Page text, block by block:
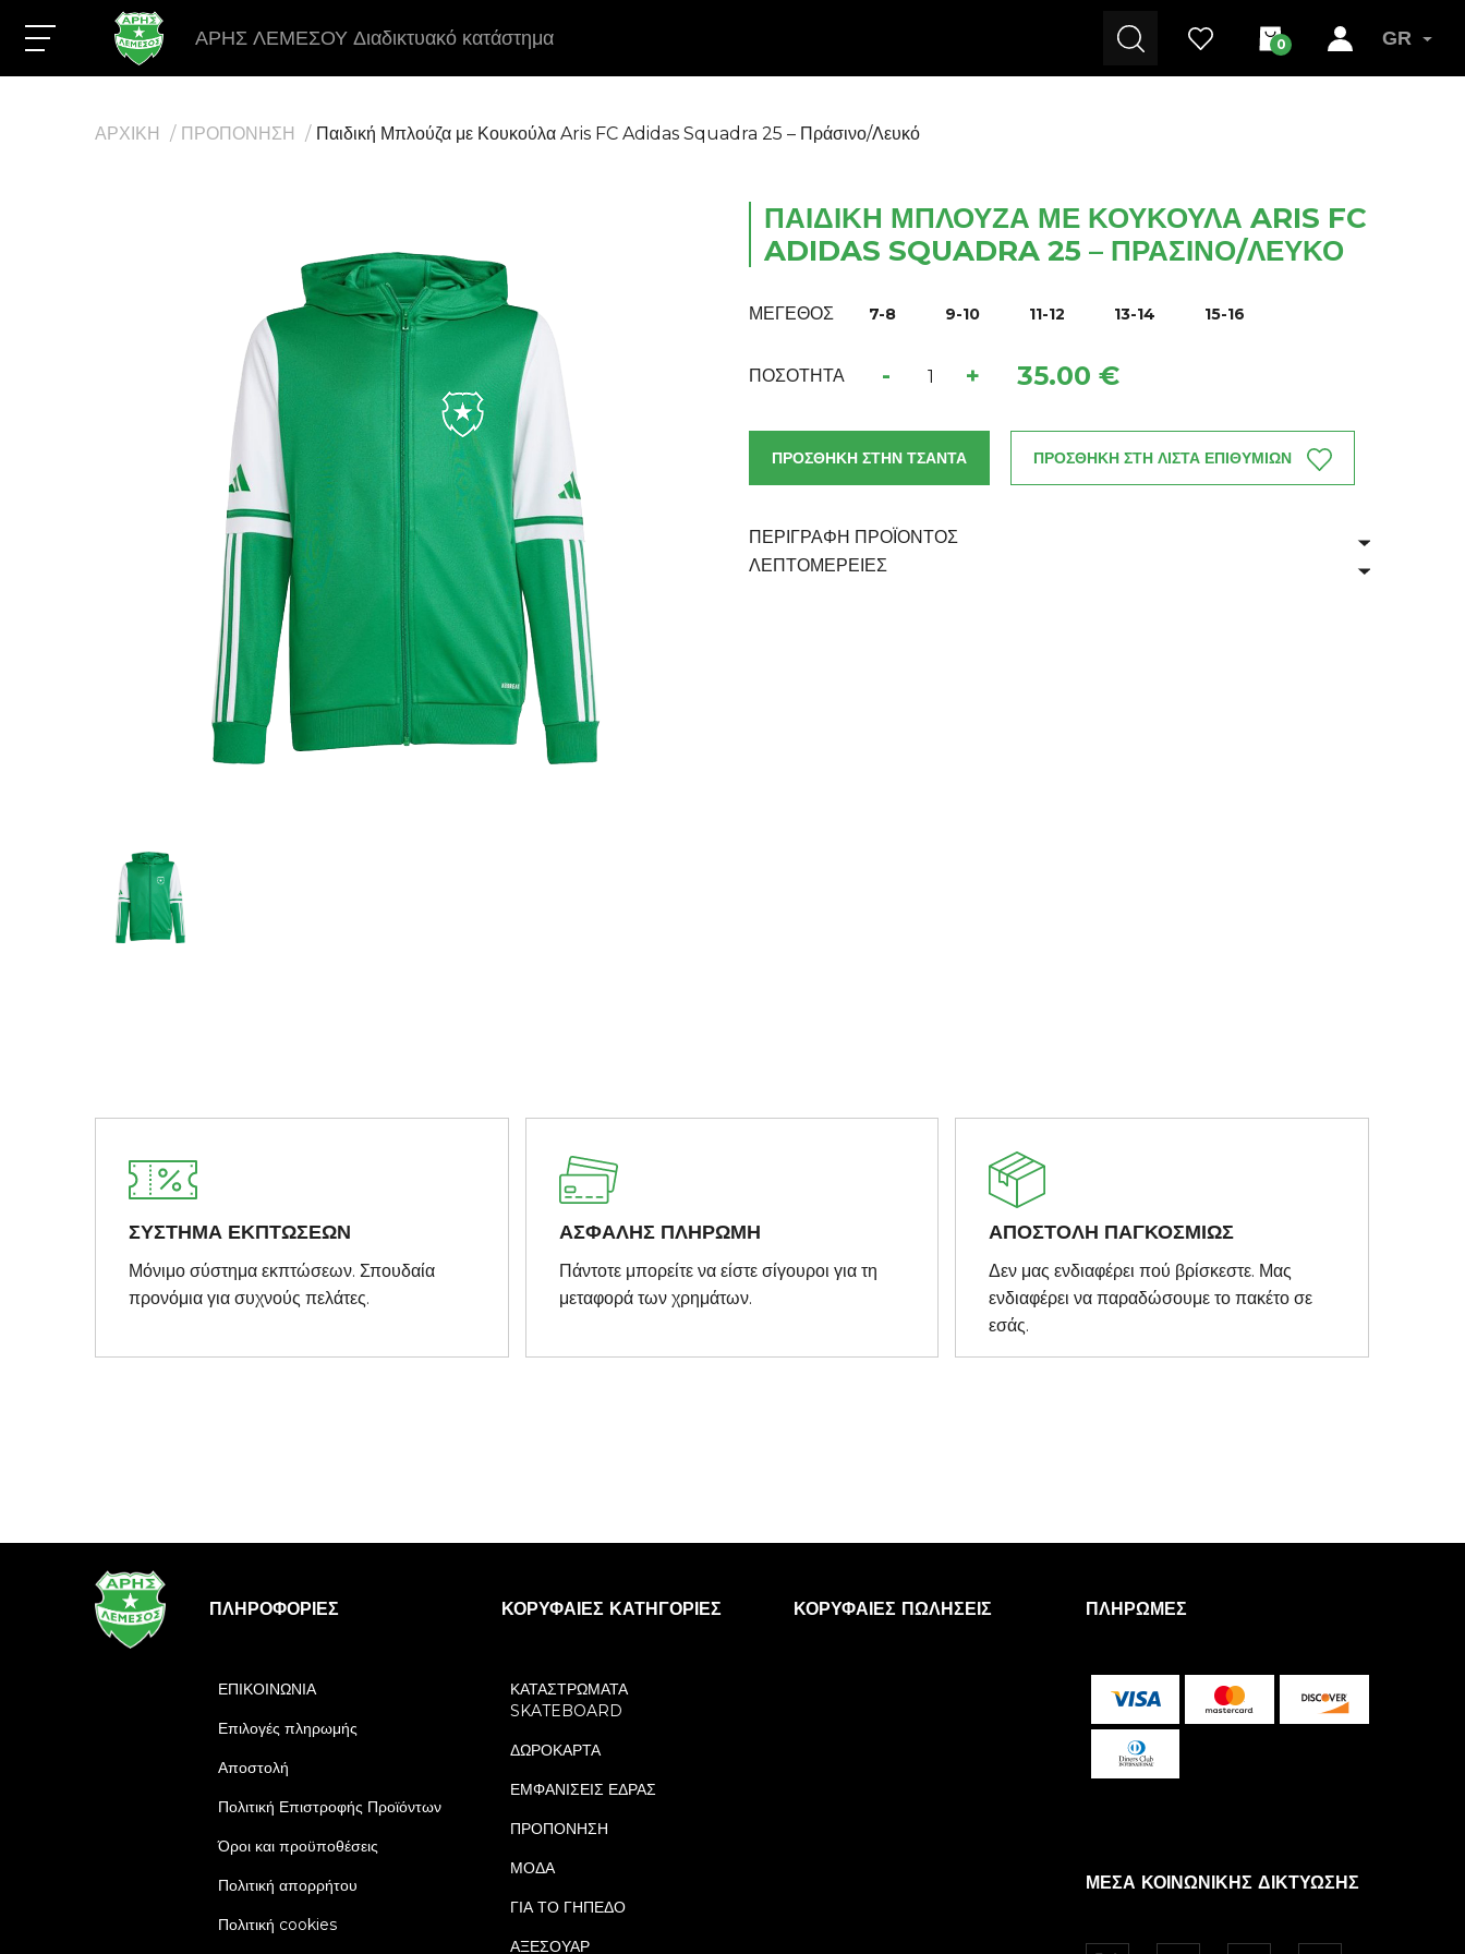
ΑΡΗΣ ΛΕΜΕΣΟΥ Διαδικτυακό κατάστημα 0 GR
ΑΡΧΙΚΗ ΠΡΟΠΟΝΗΣΗ Παιδική Μπλούζα με Κουκούλα Aris FC Adidas Squadra 25 – Πράσινο/Λευκό
ΠΑΙΔΙΚΉ ΜΠΛΟΎΖΑ ΜΕ ΚΟΥΚΟΎΛΑ ARIS FC
ADIDAS SQUADRA 25 – ΠΡΆΣΙΝΟ/ΛΕΥΚΌ
ΜΕΓΕΘΟΣ 7-8 9-10 11-12 13-14 15-16
ΠΟΣΟΤΗΤΑ - + 35.00 €
ΠΡΟΣΘΗΚΗ ΣΤΗΝ ΤΣΑΝΤΑ ΠΡΟΣΘΗΚΗ ΣΤΗ ΛΙΣΤΑ ΕΠΙΘΥΜΙΩΝ
ΠΕΡΙΓΡΑΦΗ ΠΡΟΪΟΝΤΟΣ
ΛΕΠΤΟΜΈΡΕΙΕΣ
ΣΥΣΤΗΜΑ ΕΚΠΤΩΣΕΩΝ
Μόνιμο σύστημα εκπτώσεων. Σπουδαία
προνόμια για συχνούς πελάτες.
ΑΣΦΑΛΗΣ ΠΛΗΡΩΜΗ
Πάντοτε μπορείτε να είστε σίγουροι για τη
μεταφορά των χρημάτων.
ΑΠΟΣΤΟΛΗ ΠΑΓΚΟΣΜΙΩΣ
Δεν μας ενδιαφέρει πού βρίσκεστε. Μας
ενδιαφέρει να παραδώσουμε το πακέτο σε
εσάς.
ΠΛΗΡΟΦΟΡΊΕΣ
ΕΠΙΚΟΙΝΩΝΙΑ
Επιλογές πληρωμής
Αποστολή
Πολιτική Επιστροφής Προϊόντων
Όροι και προϋποθέσεις
Πολιτική απορρήτου
Πολιτική cookies
ΚΟΡΥΦΑΊΕΣ ΚΑΤΗΓΟΡΊΕΣ
ΚΑΤΑΣΤΡΩΜΑΤΑ
SKATEBOARD
ΔΩΡΟΚΑΡΤΑ
ΕΜΦΑΝΙΣΕΙΣ ΕΔΡΑΣ
ΠΡΟΠΟΝΗΣΗ
ΜΟΔΑ
ΓΙΑ ΤΟ ΓΗΠΕΔΟ
ΑΞΕΣΟΥΑΡ
ΚΟΡΥΦΑΊΕΣ ΠΩΛΉΣΕΙΣ ΠΛΗΡΩΜΈΣ
ΜΈΣΑ ΚΟΙΝΩΝΙΚΉΣ ΔΙΚΤΎΩΣΗΣ